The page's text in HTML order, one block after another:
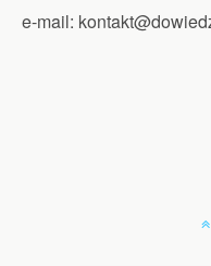
e-mail: